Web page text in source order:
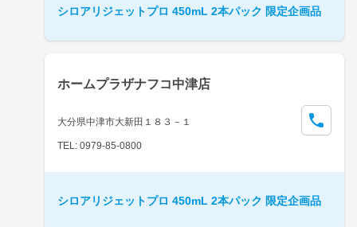
シロアリジェットプロ 450mL 2本パック 限定企画品
ホームプラザナフコ中津店
大分県中津市大新田１８３－１
TEL: 0979-85-0800
シロアリジェットプロ 450mL 2本パック 限定企画品